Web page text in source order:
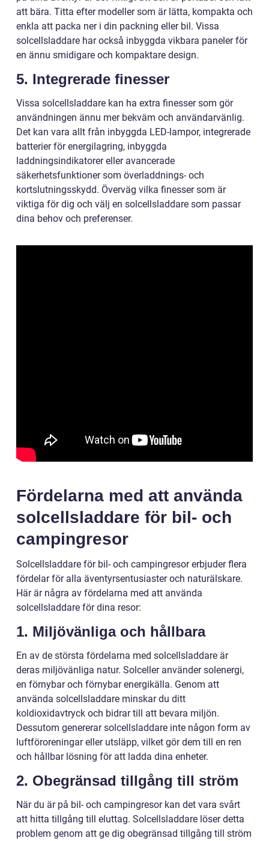
att bära. Titta efter modeller som är lätta, kompakta och
enkla att packa ner i din packning eller bil. Vissa
solcellsladdare har också inbyggda vikbara paneler för
en ännu smidigare och kompaktare design.
5. Integrerade finesser
Vissa solcellsladdare kan ha extra finesser som gör
användningen ännu mer bekväm och användarvänlig.
Det kan vara allt från inbyggda LED-lampor, integrerade
batterier för energilagring, inbyggda
laddningsindikatorer eller avancerade
säkerhetsfunktioner som överladdnings- och
kortslutningsskydd. Överväg vilka finesser som är
viktiga för dig och välj en solcellsladdare som passar
dina behov och preferenser.
Fördelarna med att använda
solcellsladdare för bil- och
campingresor
Solcellsladdare för bil- och campingresor erbjuder flera
fördelar för alla äventyrsentusiaster och naturälskare.
Här är några av fördelarna med att använda
solcellsladdare för dina resor:
1. Miljövänliga och hållbara
En av de största fördelarna med solcellsladdare är
deras miljövänliga natur. Solceller använder solenergi,
en förnybar och förnybar energikälla. Genom att
använda solcellsladdare minskar du ditt
koldioxidavtryck och bidrar till att bevara miljön.
Dessutom genererar solcellsladdare inte någon form av
luftföroreningar eller utsläpp, vilket gör dem till en ren
och hållbar lösning för att ladda dina enheter.
2. Obegränsad tillgång till ström
När du är på bil- och campingresor kan det vara svårt
att hitta tillgång till eluttag. Solcellsladdare löser detta
problem genom att ge dig obegränsad tillgång till ström